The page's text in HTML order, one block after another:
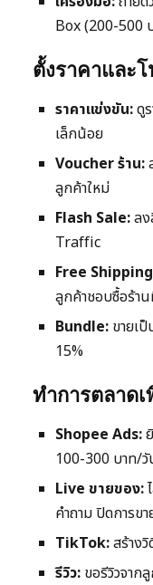
Box (200-500
ตั้งราคาและ
ราคาแข่งขัน:ดู
เล็กน้อย
Voucher ร้าน:
ลูกค้าใหม่
Flash Sale:ล
Traffic
Free
ลูกค้าชอบซื้อร้า
Bundle: ขายเ
15%
ทำการตลาด
Shopee Ads:
100-300 บาท/
Live ขายของ:
คำถาม ปิดการขา
TikTok:สร้าง
รีวิว: ขอรีวิวจาก